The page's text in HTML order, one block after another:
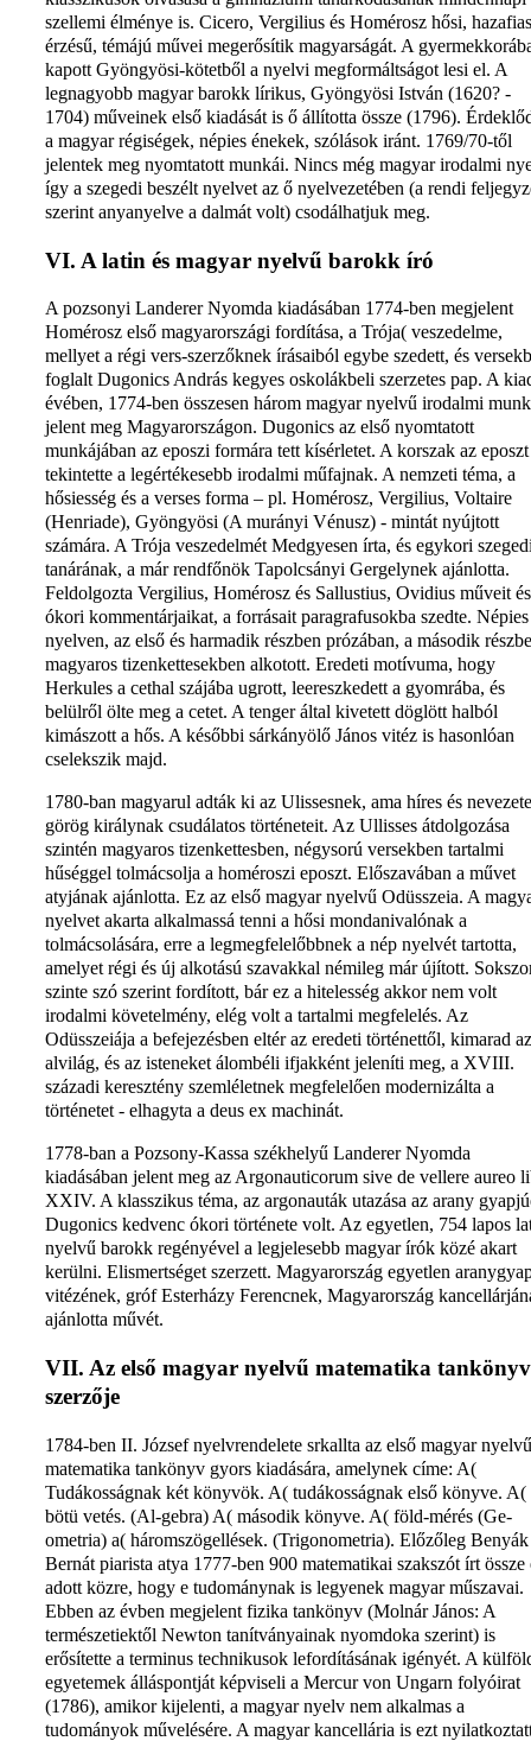
szellemi élménye is. Cicero, Vergilius és Homérosz hősi, hazafias
érzésű, témájú művei megerősítik magyarságát. A
kapott Gyöngyösi-kötetből a nyelvi megformáltságot lesi el. A
legnagyobb magyar barokk lírikus, Gyöngyösi István (1620? -
1704) műveinek első kiadását is ő állította össze (1796).
a magyar régiségek, népies énekek, szólások iránt. 1769/70-től
jelentek meg nyomtatott munkái. Nincs még magyar irodalmi
így a szegedi beszélt nyelvet az ő nyelvezetében (a rendi
szerint anyanyelve a dalmát volt) csodálhatjuk meg.
VI. A latin és magyar nyelvű barokk író
A pozsonyi Landerer Nyomda kiadásában 1774-ben megjelent
Homérosz első magyarországi fordítása, a Trója( veszedelme,
mellyet a régi vers-szerzőknek írásaiból egybe szedett, és
foglalt Dugonics András kegyes oskolákbeli szerzetes pap. A
évében, 1774-ben összesen három magyar nyelvű irodalmi
jelent meg Magyarországon. Dugonics az első nyomtatott
munkájában az eposzi formára tett kísérletet. A korszak az eposzt
tekintette a legértékesebb irodalmi műfajnak. A nemzeti téma, a
hősiesség és a verses forma – pl. Homérosz, Vergilius, Voltaire
(Henriade), Gyöngyösi (A murányi Vénusz) - mintát nyújtott
számára. A Trója veszedelmét Medgyesen írta, és egykori
tanárának, a már rendfőnök Tapolcsányi Gergelynek ajánlotta.
Feldolgozta Vergilius, Homérosz és Sallustius, Ovidius műveit és
ókori kommentárjaikat, a forrásait paragrafusokba szedte. Népies
nyelven, az első és harmadik részben prózában, a második
magyaros tizenkettesekben alkotott. Eredeti motívuma, hogy
Herkules a cethal szájába ugrott, leereszkedett a gyomrába, és
belülről ölte meg a cetet. A tenger által kivetett döglött halból
kimászott a hős. A későbbi sárkányölő János vitéz is hasonlóan
cselekszik majd.
1780-ban magyarul adták ki az Ulissesnek, ama híres és
görög királynak csudálatos történeteit. Az Ullisses átdolgozása
szintén magyaros tizenkettesben, négysorú versekben tartalmi
hűséggel tolmácsolja a homéroszi eposzt. Előszavában a művet
atyjának ajánlotta. Ez az első magyar nyelvű Odüsszeia. A
nyelvet akarta alkalmassá tenni a hősi mondanivalónak a
tolmácsolására, erre a legmegfelelőbbnek a nép nyelvét tartotta,
amelyet régi és új alkotású szavakkal némileg már újított.
szinte szó szerint fordított, bár ez a hitelesség akkor nem volt
irodalmi követelmény, elég volt a tartalmi megfelelés. Az
Odüsszeiája a befejezésben eltér az eredeti történettől, kimarad az
alvilág, és az isteneket álombéli ifjakként jeleníti meg, a XVIII.
századi keresztény szemléletnek megfelelően modernizálta a
történetet - elhagyta a deus ex machinát.
1778-ban a Pozsony-Kassa székhelyű Landerer Nyomda
kiadásában jelent meg az Argonauticorum sive de vellere aureo
XXIV. A klasszikus téma, az argonauták utazása az arany
Dugonics kedvenc ókori története volt. Az egyetlen, 754 lapos
nyelvű barokk regényével a legjelesebb magyar írók közé akart
kerülni. Elismertséget szerzett. Magyarország egyetlen
vitézének, gróf Esterházy Ferencnek, Magyarország
ajánlotta művét.
VII. Az első magyar nyelvű matematika tankönyv
szerzője
1784-ben II. József nyelvrendelete srkallta az első magyar nyelvű
matematika tankönyv gyors kiadására, amelynek címe: A(
Tudákosságnak két könyvök. A( tudákosságnak első könyve. A(
bötü vetés. (Al-gebra) A( második könyve. A( föld-mérés (Ge-
ometria) a( háromszögellések. (Trigonometria). Előzőleg Benyák
Bernát piarista atya 1777-ben 900 matematikai szakszót írt össze
adott közre, hogy e tudománynak is legyenek magyar műszavai.
Ebben az évben megjelent fizika tankönyv (Molnár János: A
természetiektől Newton tanítványainak nyomdoka szerint) is
erősítette a terminus technikusok lefordításának igényét. A
egyetemek álláspontját képviseli a Mercur von Ungarn folyóirat
(1786), amikor kijelenti, a magyar nyelv nem alkalmas a
tudományok művelésére. A magyar kancellária is ezt